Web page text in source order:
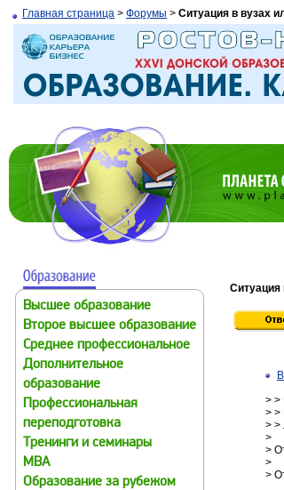
Главная страница > Форумы > Ситуация в вузах
Высшее образование
Второе высшее образование
Среднее профессиональное
Дополнительное
образование
Профессиональная
переподготовка
Тренинги и семинары
MBA
Образование за рубежом
Ситуация
> >
> >
> >
>
>
>
>